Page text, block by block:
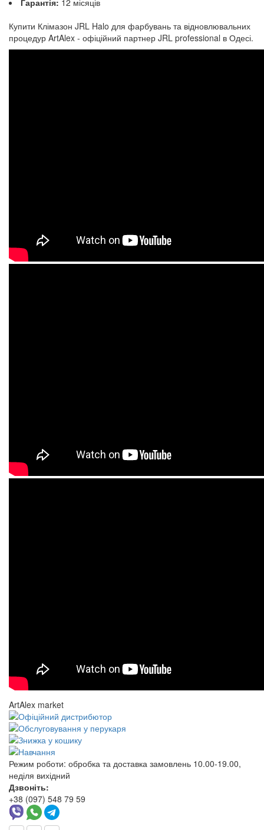
Гарантія: 12 місяців
Купити Клімазон JRL Halo для фарбувань та відновлювальних
процедур ArtAlex - офіційний партнер JRL professional в Одесі.
ArtAlex market
Режим роботи: обробка та доставка замовлень 10.00-19.00,
неділя вихідний
Дзвоніть:
+38 (097) 548 79 59